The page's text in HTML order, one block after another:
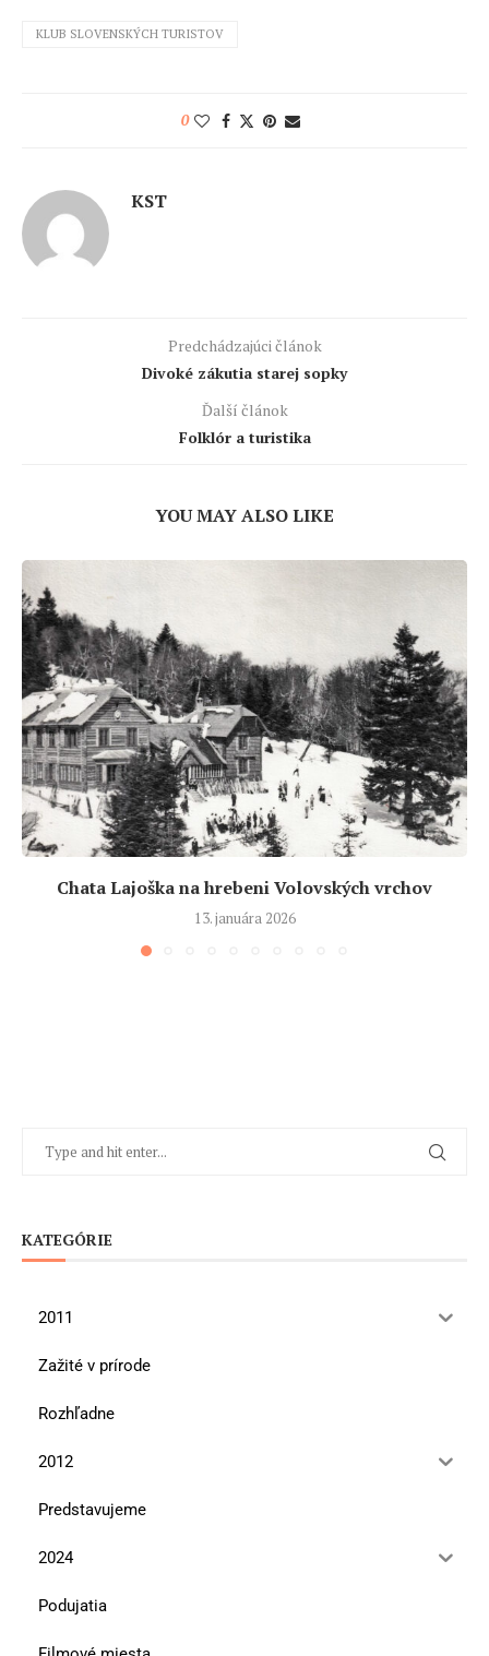
KLUB SLOVENSKÝCH TURISTOV
0
KST
Predchádzajúci článok
Divoké zákutia starej sopky
Ďalší článok
Folklór a turistika
YOU MAY ALSO LIKE
Chata Lajoška na hrebeni Volovských vrchov
13. januára 2026
KATEGÓRIE
2011
Zažité v prírode
Rozhľadne
2012
Predstavujeme
2024
Podujatia